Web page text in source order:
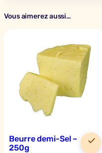
Vous aimerez aussi…
Beurre demi-Sel –
250g